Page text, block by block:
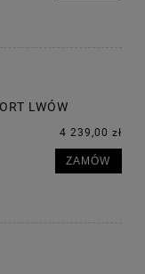
LWÓW
4 239,00 zł
ZAMÓW